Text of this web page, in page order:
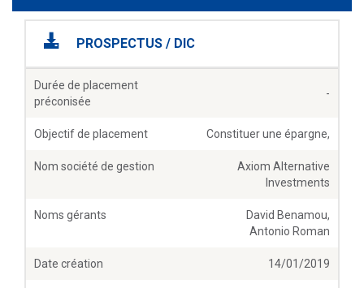
PROSPECTUS / DIC
Durée de placement
préconisée
-
Objectif de placement Constituer une épargne,
Nom société de gestion
Axiom Alternative
Investments
Noms gérants
David Benamou,
Antonio Roman
Date création 14/01/2019